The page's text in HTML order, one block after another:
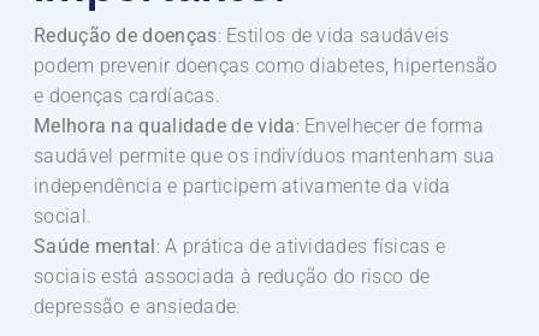
Redução de doenças: Estilos de vida saudáveis
podem prevenir doenças como diabetes, hipertensão
e doenças cardíacas.
Melhora na qualidade de vida: Envelhecer de forma
saudável permite que os indivíduos mantenham sua
independência e participem ativamente da vida
social.
Saúde mental : A prática de atividades físicas e
sociais está associada à redução do risco de
depressão e ansiedade.